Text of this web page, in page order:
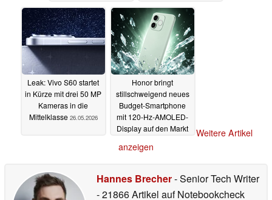
26.05.2026
Leak: Vivo S60 startet
in Kürze mit drei 50 MP
Kameras in die
Mittelklasse 26.05.2026
Honor bringt
stillschweigend neues
Budget-Smartphone
mit 120-Hz-AMOLED-
Display auf den Markt
Weitere Artikel
anzeigen
Hannes Brecher- Senior Tech Writer
- 21866 Artikel auf Notebookcheck